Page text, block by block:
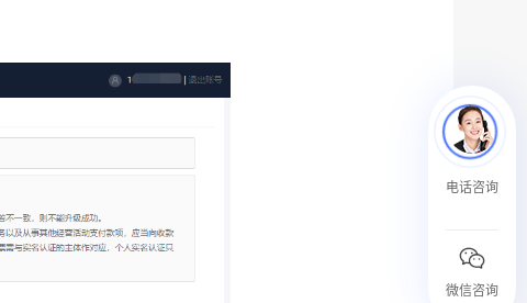
电话咨询
微信咨询